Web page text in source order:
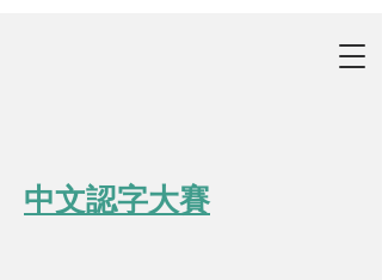
中文認字大賽